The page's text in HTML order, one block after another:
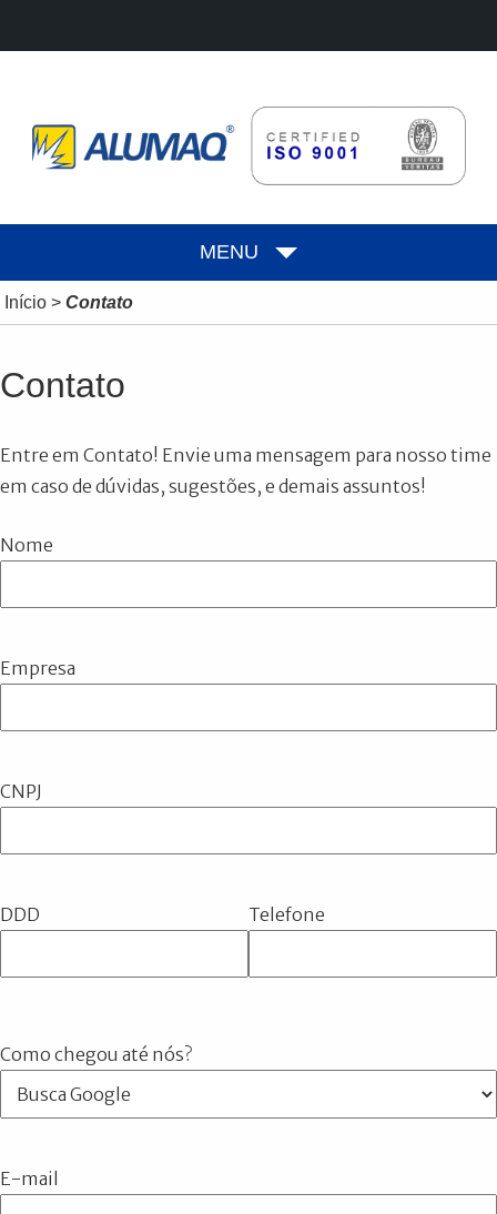
MENU
Início> Contato
Contato
Entre em Contato! Envie uma mensagem para nosso time
em caso de dúvidas, sugestões, e demais assuntos!
Nome
Empresa
CNPJ
DDD Telefone
Como chegou até nós?
E-mail